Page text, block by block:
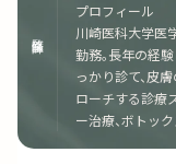
プロフィール
川崎医科大学医
勤務。長年の経
っかり診て、皮
ローチする診療
ー治療、ボトッ